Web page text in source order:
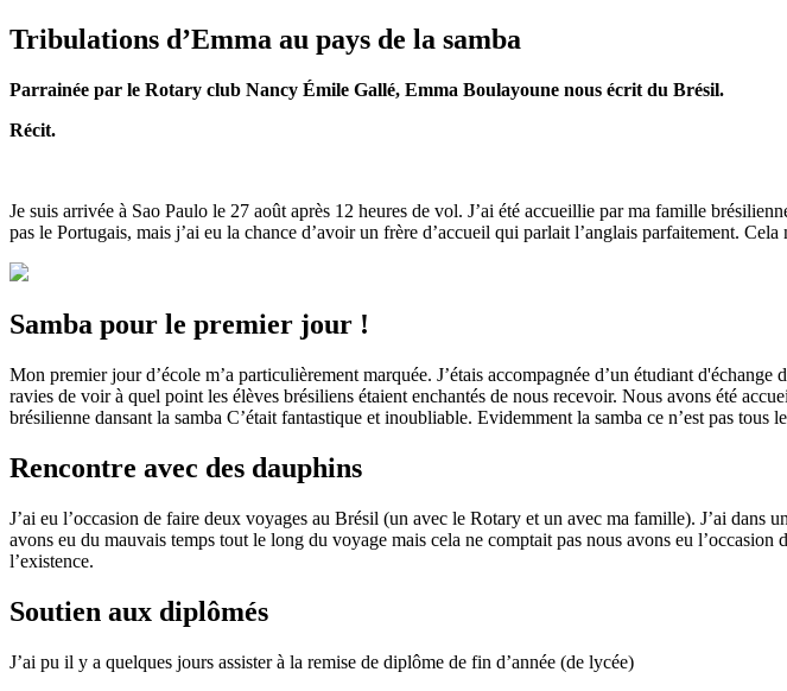
Tribulations d’Emma au pays de la samba
Parrainée par le Rotary club Nancy Émile Gallé, Emma Boulayoune nous écrit du Brésil.
Récit.
Je suis arrivée à Sao Paulo le 27 août après 12 heures de vol. J’ai été accueillie par ma famille
pas le Portugais, mais j’ai eu la chance d’avoir un frère d’accueil qui parlait l’anglais parfaitement.
Samba pour le premier jour !
Mon premier jour d’école m’a particulièrement marquée. J’étais accompagnée d’un étudiant
ravies de voir à quel point les élèves brésiliens étaient enchantés de nous recevoir. Nous avons été
brésilienne dansant la samba C’était fantastique et inoubliable. Evidemment la samba ce n’est pas
Rencontre avec des dauphins
J’ai eu l’occasion de faire deux voyages au Brésil (un avec le Rotary et un avec ma famille). J’ai
avons eu du mauvais temps tout le long du voyage mais cela ne comptait pas nous avons eu
l’existence.
Soutien aux diplômés
J’ai pu il y a quelques jours assister à la remise de diplôme de fin d’année (de lycée)